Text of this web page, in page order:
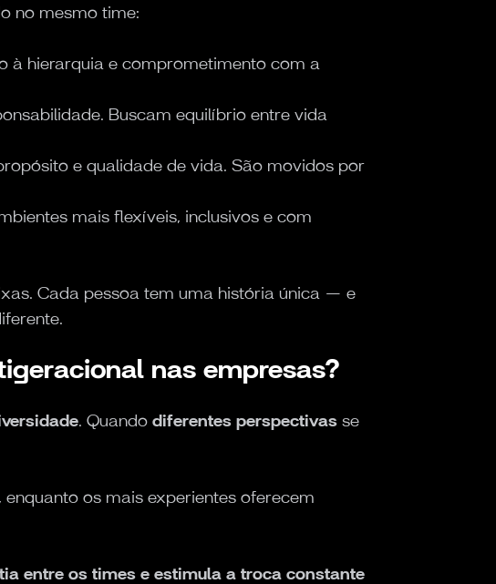
no mesmo time:
à hierarquia e comprometimento com a
Buscam equilíbrio entre vida
e qualidade de vida. São movidos por
mais flexíveis, inclusivos e com
Cada pessoa tem uma história única — e
nas empresas?
. Quando diferentes perspectivas se
os mais experientes oferecem
entre os times e estimula a troca constante